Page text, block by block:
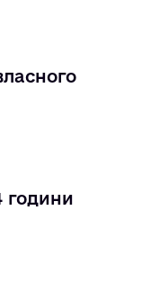
години